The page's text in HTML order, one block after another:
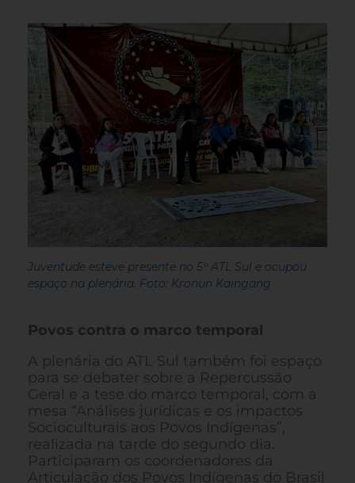
Juventude esteve presente no 5º ATL Sul e ocupou
espaço na plenária. Foto: Kronun Kaingang
Povos contra o marco temporal
A plenária do ATL Sul também foi espaço
para se debater sobre a Repercussão
Geral e a tese do marco temporal, com a
mesa “Análises jurídicas e os impactos
Socioculturais aos Povos Indígenas”,
realizada na tarde do segundo dia.
Participaram os coordenadores da
Articulação dos Povos Indígenas do Brasil